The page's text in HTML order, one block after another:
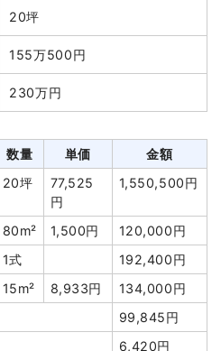
216万7,000円
12坪 17,333円 208,000円
12坪
24,940
円
299,280円
32,667
円
11坪
円
351,622円
72m² 933円
67,200円
6m² 4,167円 25,000円
数量
12坪 43,064円
1式
35,000円
138,353円
6,481円
763,636円
76,364円
840,000円
20坪
155万500円
230万円
数量 単価
金額
20坪
77,525
円
1,550,500円
80m² 1,500円
120,000円
1式
192,400円
15m² 8,933円
134,000円
99,845円
6,420円